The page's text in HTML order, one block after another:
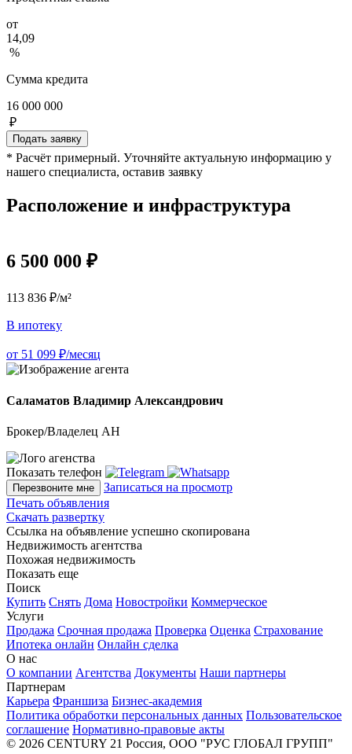
от
14,09
%
Сумма кредита
16 000 000
₽
Подать заявку
* Расчёт примерный. Уточняйте актуальную информацию у
нашего специалиста, оставив заявку
Расположение и инфраструктура
6 500 000 ₽
113 836 ₽/м²
В ипотеку
от 51 099 ₽/месяц
Саламатов Владимир Александрович
Брокер/Владелец АН
Показать телефон
Перезвоните мне
Записаться на просмотр
Печать объявления
Скачать развертку
Ссылка на объявление успешно скопирована
Недвижимость агентства
Похожая недвижимость
Показать еще
Поиск
Купить Снять Дома Новостройки Коммерческое
Услуги
Продажа Срочная продажа Проверка Оценка Страхование
Ипотека онлайн Онлайн сделка
О нас
О компании Агентства Документы Наши партнеры
Партнерам
Карьера Франшиза Бизнес-академия
Политика обработки персональных данных Пользовательское
соглашение Нормативно-правовые акты
© 2026 CENTURY 21 Россия, ООО "РУС ГЛОБАЛ ГРУПП"